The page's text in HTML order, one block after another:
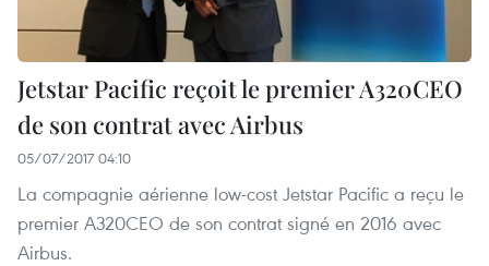
Jetstar Pacific reçoit le premier A320CEO
de son contrat avec Airbus
05/07/2017 04:10
La compagnie aérienne low-cost Jetstar Pacific a reçu le
premier A320CEO de son contrat signé en 2016 avec
Airbus.